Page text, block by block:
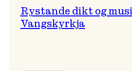
Rystande dikt og
Vangskyrkja